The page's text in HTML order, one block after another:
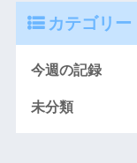
カテゴリー
今週の記録
未分類